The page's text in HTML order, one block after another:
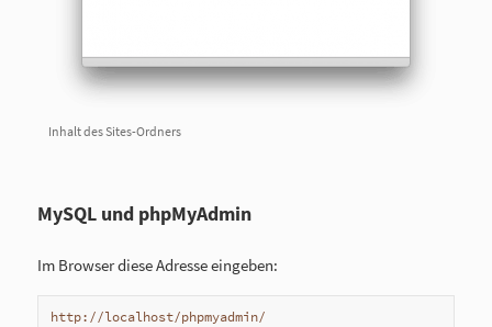
Inhalt des Sites-Ordners
MySQL und phpMyAdmin
Im Browser diese Adresse eingeben:
http://localhost/phpmyadmin/